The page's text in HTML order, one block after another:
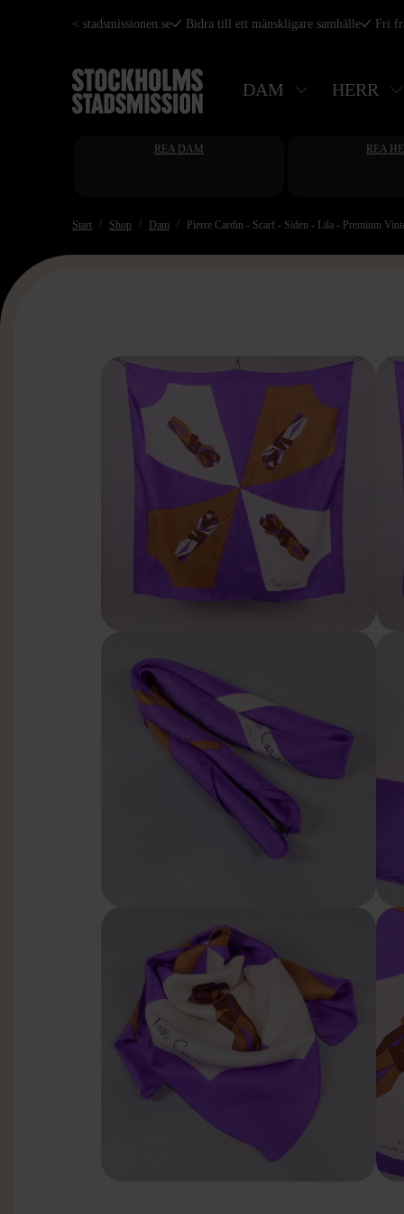
Hoppa
huvudinnehåll
< stadsmissionen.se Bidra till ett mänskligare samhälle Fri
DAM HERR
REA DAM REA
Start Shop Dam Pierre Cardin - Scarf - Siden - Lila - Premium